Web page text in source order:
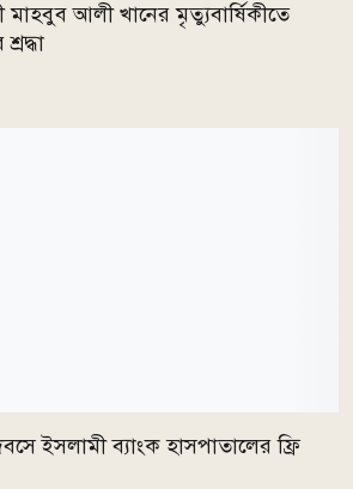
মাহবুব আলী খানের মৃত্যুবার্ষিকীতে
ইসলামী ব্যাংক হাসপাতালের ফ্রি